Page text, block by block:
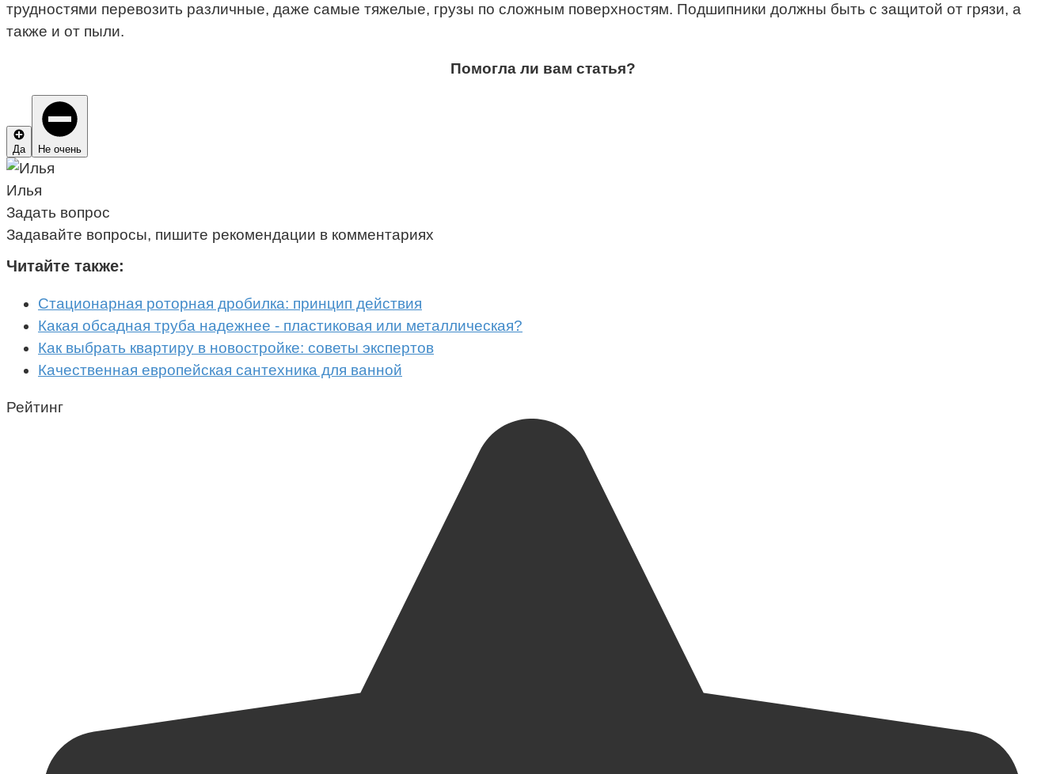
трудностями перевозить различные, даже самые тяжелые, грузы по сложным поверхностям. Подшипники должны быть с защитой от грязи, а
также и от пыли.
Помогла ли вам статья?
Да Не очень
Илья
Задать вопрос
Задавайте вопросы, пишите рекомендации в комментариях
Читайте также:
Стационарная роторная дробилка: принцип действия
Какая обсадная труба надежнее - пластиковая или металлическая?
Как выбрать квартиру в новостройке: советы экспертов
Качественная европейская сантехника для ванной
Рейтинг